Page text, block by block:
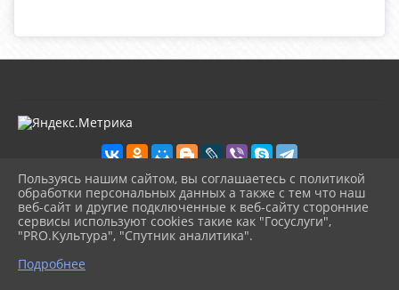
2026 г. kultura-uvat.ru
Вход
Карта сайта
Политика обработки персональных данных
Пользуясь нашим сайтом, вы соглашаетесь с политикой
обработки персональных данных а также с тем что наш
веб-сайт и другие подключенные к веб-сайту сторонние
сервисы используют cookies такие как "Госуслуги",
"PRO.Культура", "Спутник аналитика".
Подробнее